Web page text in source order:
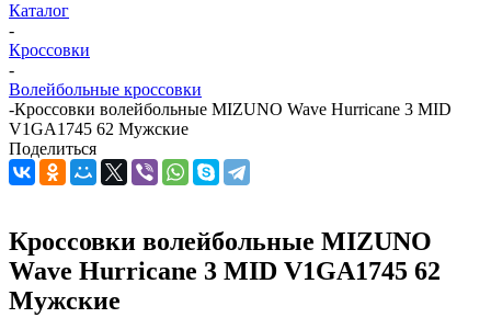
Каталог
-
Кроссовки
-
Волейбольные кроссовки
-Кроссовки волейбольные MIZUNO Wave Hurricane 3 MID
V1GA1745 62 Мужские
Поделиться
Кроссовки волейбольные MIZUNO
Wave Hurricane 3 MID V1GA1745 62
Мужские